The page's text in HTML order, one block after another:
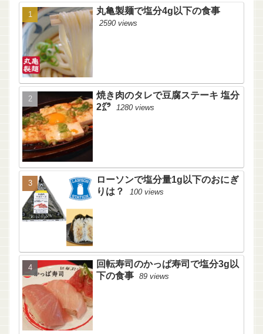
丸亀製麺で塩分4g以下の食事
2590 views
焼き肉のタレで豆腐ステーキ 塩分
2㌘
1280 views
ローソンで塩分量1g以下のおにぎ
りは？
100 views
回転寿司のかっぱ寿司で塩分3g以
下の食事 89 views